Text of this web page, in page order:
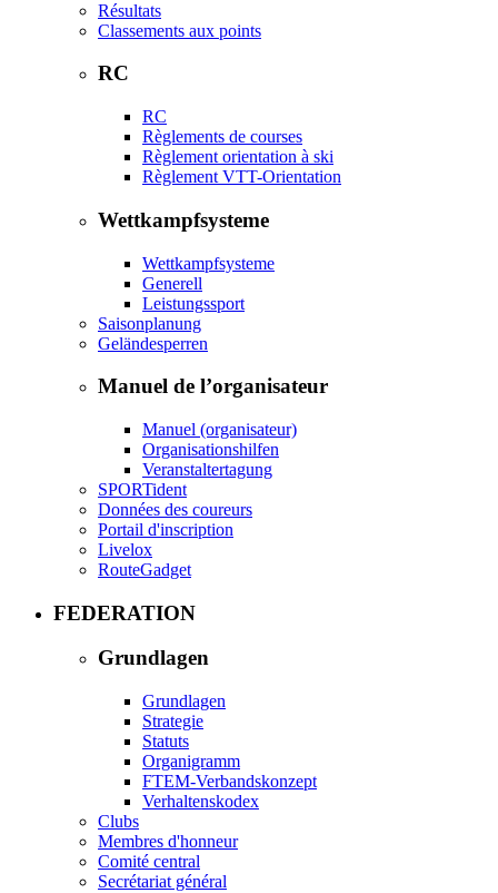
Résultats
Classements aux points
RC
RC
Règlements de courses
Règlement orientation à ski
Règlement VTT-Orientation
Wettkampfsysteme
Wettkampfsysteme
Generell
Leistungssport
Saisonplanung
Geländesperren
Manuel de l’organisateur
Manuel (organisateur)
Organisationshilfen
Veranstaltertagung
SPORTident
Données des coureurs
Portail d'inscription
Livelox
RouteGadget
FEDERATION
Grundlagen
Grundlagen
Strategie
Statuts
Organigramm
FTEM-Verbandskonzept
Verhaltenskodex
Clubs
Membres d'honneur
Comité central
Secrétariat général